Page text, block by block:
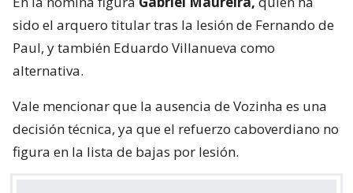
sido el arquero titular tras la lesión de Fernando de
Paul, y también Eduardo Villanueva como
alternativa.
Vale mencionar que la ausencia de Vozinha es una
decisión técnica, ya que el refuerzo caboverdiano no
figura en la lista de bajas por lesión.